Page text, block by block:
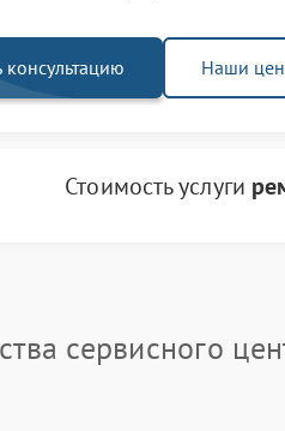
консультацию Наши
Стоимость услуги
сервисного